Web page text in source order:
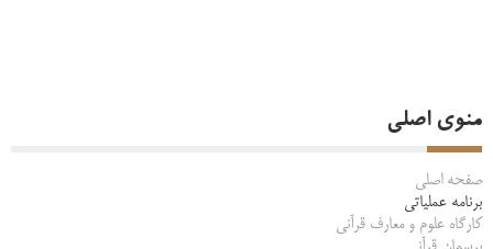
منوی اصلی
صفحه اصلی
برنامه عملیاتی
کارگاه علوم و معارف قرآنی